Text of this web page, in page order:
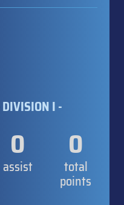
I -
0
assist
0
total
points